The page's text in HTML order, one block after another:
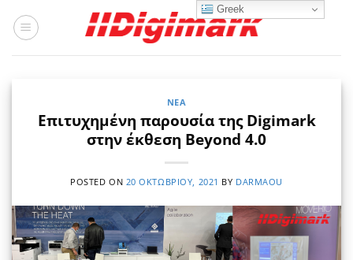
στο
ΝΈΑ
Επιτυχημένη παρουσία της Digimark
στην έκθεση Beyond 4.0
POSTED ON 20 ΟΚΤΩΒΡΊΟΥ, 2021 BY DARMAOU
Greek